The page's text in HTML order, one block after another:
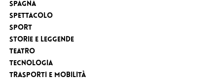
Spagna
Spettacolo
sport
Storie e leggende
Teatro
Tecnologia
Trasporti e Mobilità